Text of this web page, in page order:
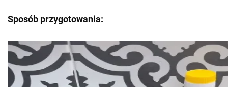
Sposób przygotowania: